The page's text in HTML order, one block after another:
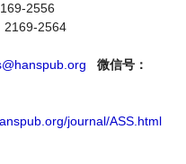
学理论，包括经济、文化、历
论文和成果报道及评述。本刊
思想性为一体，旨在给世界范
研究者提供一个传播、分享和
域内不同方向问题与发展的交
2556
2169-2564
微信号：
journal/ASS.html